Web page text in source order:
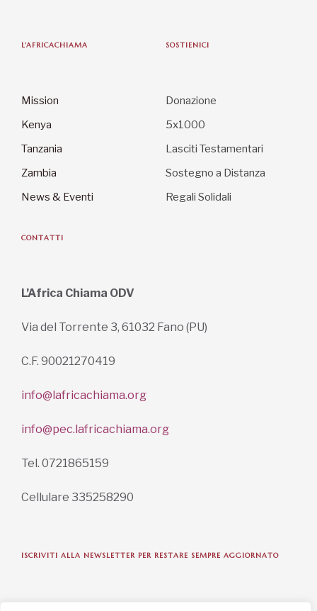
L'AFRICACHIAMA
Mission
Kenya
Tanzania
Zambia
News & Eventi
SOSTIENICI
Donazione
5x1000
Lasciti Testamentari
Sostegno a Distanza
Regali Solidali
CONTATTI
L’Africa Chiama ODV
Via del Torrente 3, 61032 Fano (PU)
C.F. 90021270419
info@lafricachiama.org
info@pec.lafricachiama.org
Tel. 0721865159
Cellulare 335258290
ISCRIVITI ALLA NEWSLETTER PER RESTARE SEMPRE AGGIORNATO